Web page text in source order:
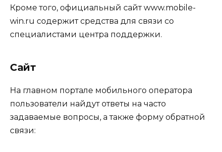
Кроме того, официальный сайт www.mobile-
win.ru содержит средства для связи со
специалистами центра поддержки.
Сайт
На главном портале мобильного оператора
пользователи найдут ответы на часто
задаваемые вопросы, а также форму обратной
связи: